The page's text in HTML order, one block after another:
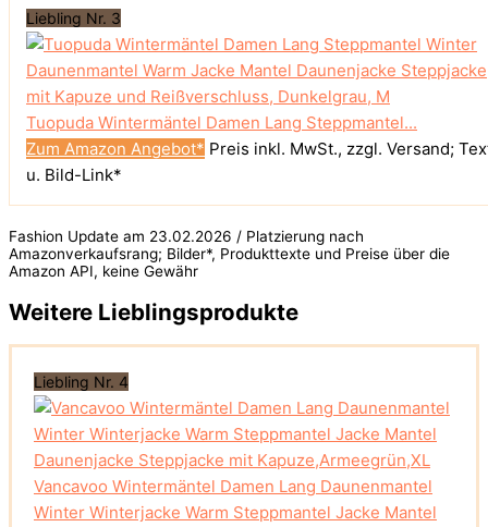
Liebling Nr. 3
Tuopuda Wintermäntel Damen Lang Steppmantel...
Zum Amazon Angebot* Preis inkl. MwSt., zzgl. Versand;
u. Bild-Link*
Fashion Update am 23.02.2026 / Platzierung nach
Amazonverkaufsrang; Bilder*, Produkttexte und Preise über die
Amazon API, keine Gewähr
Weitere Lieblingsprodukte
Liebling Nr. 4
Vancavoo Wintermäntel Damen Lang Daunenmantel
Winter Winterjacke Warm Steppmantel Jacke Mantel